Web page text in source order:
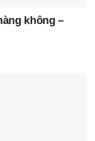
không –